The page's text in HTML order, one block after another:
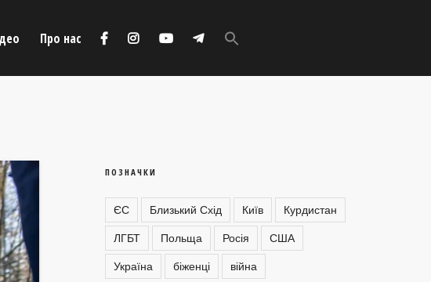
Про нас
ПОЗНАЧКИ
ЄС Близький Схід Київ
Курдистан
ЛГБТ
Польща Росія
США
Україна
біженці
війна